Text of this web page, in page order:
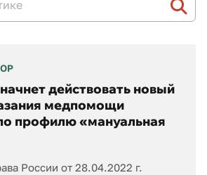
действовать новый
медпомощи
профилю «мануальная
России от 28.04.2022 г.